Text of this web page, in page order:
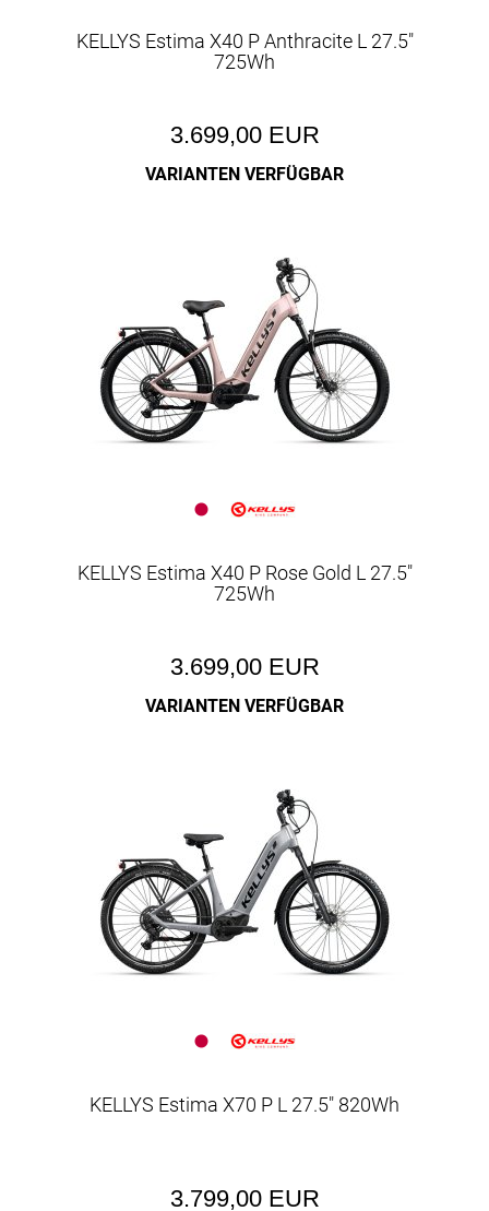
KELLYS Estima X40 P Anthracite L 27.5"
725Wh
3.699,00 EUR
VARIANTEN VERFÜGBAR
KELLYS Estima X40 P Rose Gold L 27.5"
725Wh
3.699,00 EUR
VARIANTEN VERFÜGBAR
KELLYS Estima X70 P L 27.5" 820Wh
3.799,00 EUR